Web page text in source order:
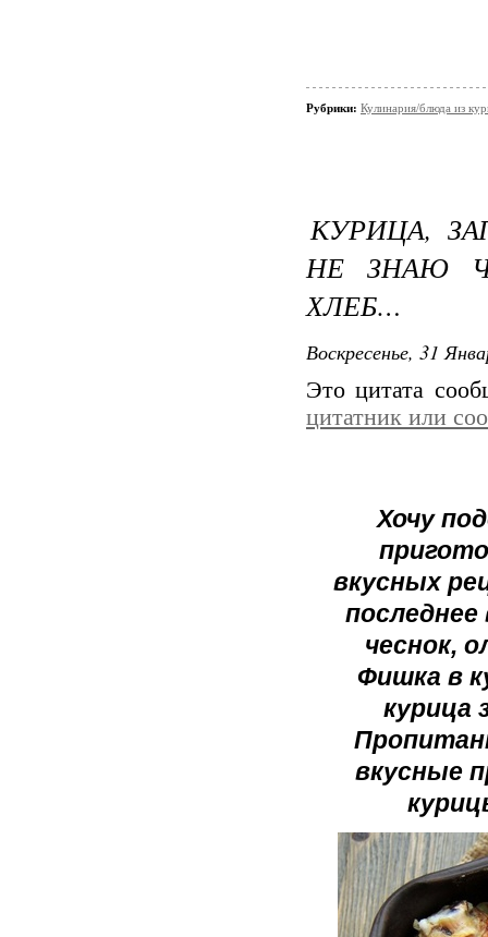
Рубрики: Кулинария/блюда из
КУРИЦА,
НЕ ЗНАЮ
ХЛЕБ…
Воскресенье, 31
Это цитата
цитатник или
Хочу
вкусных
чеснок,
Фишка в
курица
вкусные